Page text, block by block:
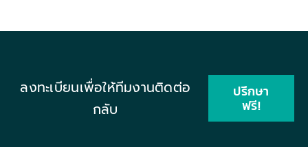
ลงทะเบียนเพื่อให้ทีมงานติดต่อ
กลับ
ปรึกษา
ฟรี!